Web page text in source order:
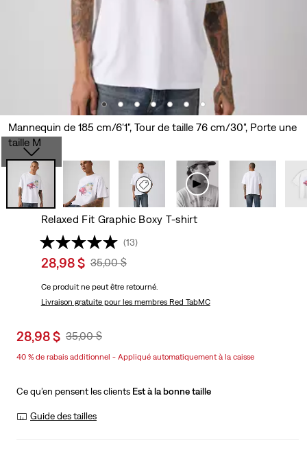
Mannequin de 185 cm/6'1", Tour de taille 76 cm/30", Porte une
taille M
Relaxed Fit Graphic Boxy T-shirt
(13)
Sale
is
28,98 $ Original
Was
35,00 $
Ce produit ne peut être retourné.
Livraison gratuitepour les membres Red TabMC
Sale
is
28,98 $ Original
35,00 $
40 % de rabais additionnel - Appliqué automatiquement à la caisse
Ce qu’en pensent les clients Est à la bonne taille
Guide des tailles